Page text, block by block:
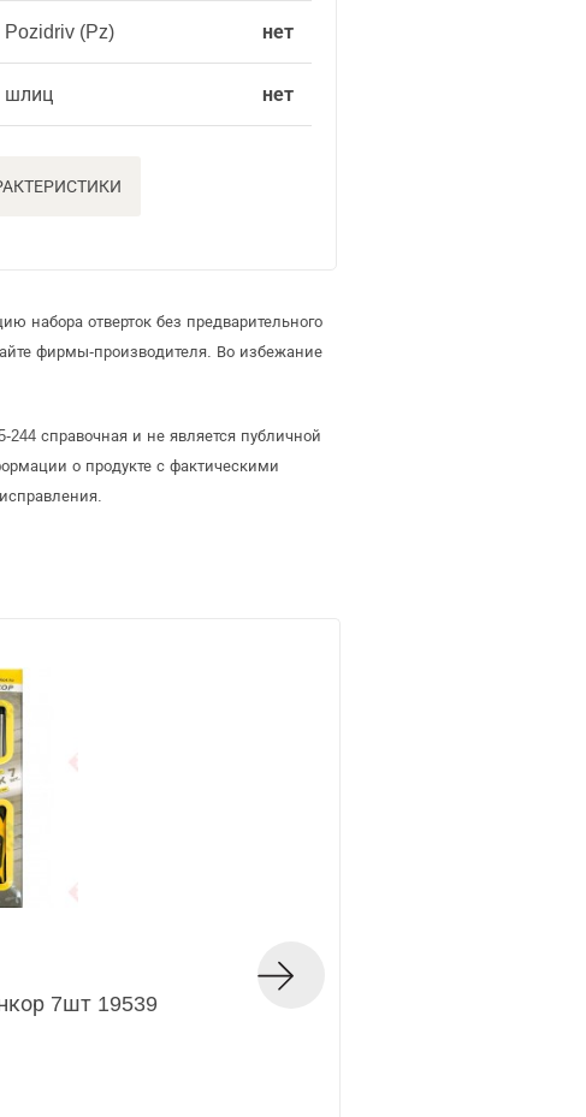
Pozidriv (Pz) нет
шлиц нет
набора отверток без предварительного
фирмы-производителя. Во избежание
244 справочная и не является публичной
о продукте с фактическими
7шт 19539